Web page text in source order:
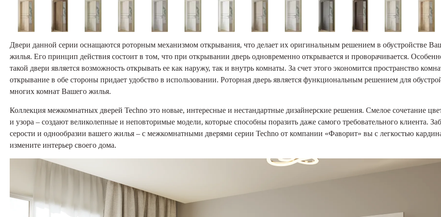
Двери данной серии оснащаются роторным механизмом открывания, что делает их оригинальным решением в обустройстве
жилья. Его принцип действия состоит в том, что при открывании дверь одновременно открывается и проворачивается.
такой двери является возможность открывать ее как наружу, так и внутрь комнаты. За счет этого экономится пространство
открывание в обе стороны придает удобство в использовании. Роторная дверь является функциональным решением для
многих комнат Вашего жилья.
Коллекция межкомнатных дверей Techno это новые, интересные и нестандартные дизайнерские решения. Смелое сочетание
и узора – создают великолепные и неповторимые модели, которые способны поразить даже самого требовательного клиента.
серости и однообразии вашего жилья – с межкомнатными дверями серии Techno от компании «Фаворит» вы с легкостью
измените интерьер своего дома.